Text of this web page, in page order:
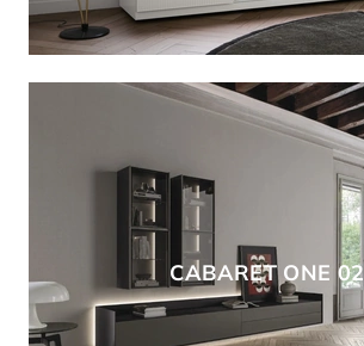
CABARET ONE 02